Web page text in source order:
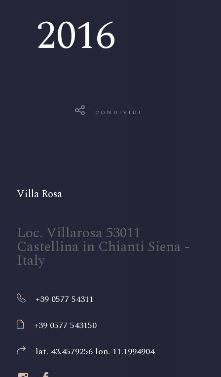
2016
CONDIVIDI
Villa Rosa
Loc. Villarosa 53011
Castellina in Chianti Siena -
Italy
+39 0577 54311
+39 0577 543150
lat. 43.4579256 lon. 11.1994904